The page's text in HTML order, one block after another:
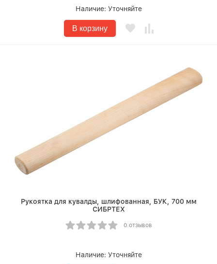
Наличие: Уточняйте
В корзину
Рукоятка для кувалды, шлифованная, БУК, 700 мм
СИБРТЕХ
0 отзывов
Наличие: Уточняйте